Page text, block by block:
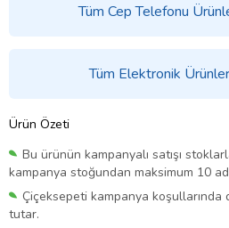
Tüm Cep Telefonu
Tüm Elektronik
Ürün Özeti
Bu ürünün kampanyalı satışı
kampanya stoğundan maksimum 10
Çiçeksepeti kampanya koşullarında
tutar.